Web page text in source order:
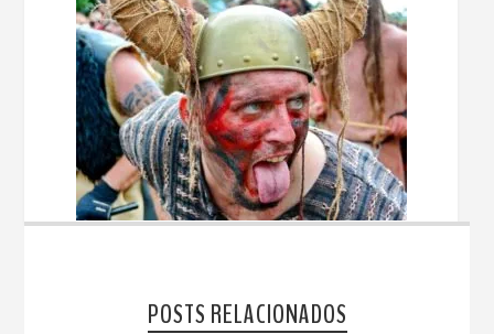
POSTS RELACIONADOS